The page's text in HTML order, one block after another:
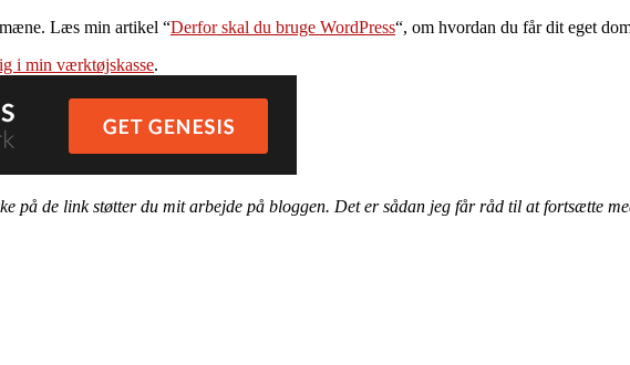
Læs min artikel “Derfor skal du bruge WordPress“, om hvordan du får dit eget
i min værktøjskasse.
på de link støtter du mit arbejde på bloggen. Det er sådan jeg får råd til at fortsætte